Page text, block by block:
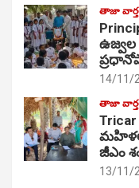
తాజా
ఉజ్వల
14/11/
తాజా
జీఎం
13/11/